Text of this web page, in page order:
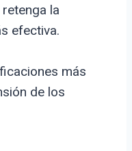
la
efectiva.
más
de los